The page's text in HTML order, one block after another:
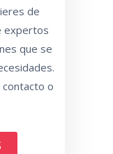
de
expertos
que se
o